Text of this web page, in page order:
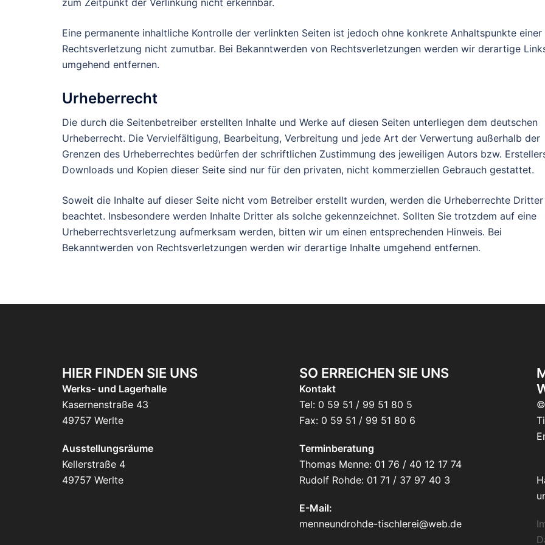
Eine permanente inhaltliche Kontrolle der verlinkten Seiten ist jedoch ohne konkrete Anhaltspunkte einer
Rechtsverletzung nicht zumutbar. Bei Bekanntwerden von Rechtsverletzungen werden wir derartige
umgehend entfernen.
Urheberrecht
Die durch die Seitenbetreiber erstellten Inhalte und Werke auf diesen Seiten unterliegen dem deutschen
Urheberrecht. Die Vervielfältigung, Bearbeitung, Verbreitung und jede Art der Verwertung außerhalb der
Grenzen des Urheberrechtes bedürfen der schriftlichen Zustimmung des jeweiligen Autors bzw.
Downloads und Kopien dieser Seite sind nur für den privaten, nicht kommerziellen Gebrauch gestattet.
Soweit die Inhalte auf dieser Seite nicht vom Betreiber erstellt wurden, werden die Urheberrechte Dritter
beachtet. Insbesondere werden Inhalte Dritter als solche gekennzeichnet. Sollten Sie trotzdem auf eine
Urheberrechtsverletzung aufmerksam werden, bitten wir um einen entsprechenden Hinweis. Bei
Bekanntwerden von Rechtsverletzungen werden wir derartige Inhalte umgehend entfernen.
HIER FINDEN SIE UNS
Werks- und Lagerhalle
Kasernenstraße 43
49757 Werlte
Ausstellungsräume
Kellerstraße 4
49757 Werlte
SO ERREICHEN SIE UNS
Kontakt
Tel: 0 59 51 / 99 51 80 5
Fax: 0 59 51 / 99 51 80 6
Terminberatung
Thomas Menne: 01 76 / 40 12 17 74
Rudolf Rohde: 01 71 / 37 97 40 3
E-Mail:
menneundrohde-tischlerei@web.de
©